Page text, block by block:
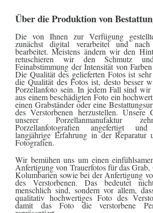
Über die Produktion von
Die von Ihnen zur Verfügung
zunächst digital verarbeitet und
bearbeitet. Meistens ändern wir den
retuschieren wir den Schmutz
Feinabstimmung der Intensität von
Die Qualität des gelieferten Fotos ist
die Qualität des Fotos ist, desto besser
Porzellanfoto sein. In jedem Fall sind
aus einem beschädigten Foto ein
einen Grabständer oder eine
des Verstorbenen herzustellen. Unsere
unserer Porzellanmanufaktur
Porzellanfotografien angefertigt
langjährige Erfahrung in der Reparatur
Fotografien.
Wir bemühen uns um einen
Anfertigung von Trauerfotos für das Grab,
Kolumbarien sowie bei der Anfertigung
des Verstorbenen. Das bedeutet
menschlich sind, sondern vor allem,
qualitativ hochwertiges Foto des
damit das Foto die verstorbene